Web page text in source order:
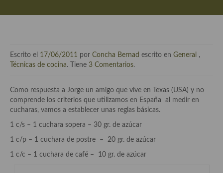
El mundo del vino y las bebidas
En la mesa: menaje, vajilla, técnicas de emplatado, decoración
Especias, hierbas, condimentos, espesantes y aditivos
Historia de la gastronomía, platos celebres, cocineros, críticos,
historias culinarias y otras cosas
Escrito el 17/06/2011 por Concha Bernad escrito en General
,
Técnicas de cocina. Tiene 3 Comentarios.
Como respuesta a Jorge un amigo que vive en Texas (USA) y no
comprende los criterios que utilizamos en España al medir en
cucharas, vamos a establecer unas reglas básicas.
1 c/s – 1 cuchara sopera – 30 gr. de azúcar
1 c/p – 1 cuchara de postre – 20 gr. de azúcar
1 c/c – 1 cuchara de café – 10 gr. de azúcar